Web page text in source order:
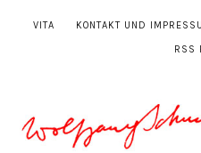
VITA KONTAKT UND
RSS